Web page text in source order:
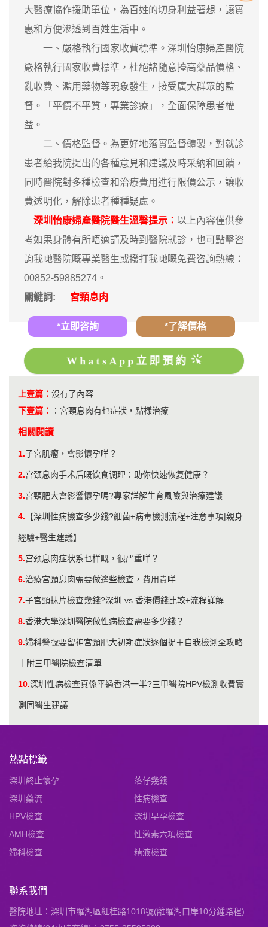
大醫療協作援助單位，為百姓的切身利益著想，讓實
惠和方便滲透到百姓生活中。
一、嚴格執行國家收費標準。深圳怡康婦產醫院
嚴格執行國家收費標準，杜絕諸隨意擡高藥品價格、
亂收費、濫用藥物等現象發生，接受廣大群眾的監
督。「平價不平質，專業診療」，全面保障患者權
益。
二、價格監督。為更好地落實監督體製，對就診
患者給我院提出的各種意見和建議及時采納和回饋，
同時醫院對多種檢查和治療費用進行限價公示，讓收
費透明化，解除患者種種疑慮。
深圳怡康婦產醫院醫生溫馨提示： 以上內容僅供參
考如果身體有所唔適請及時到醫院就診，也可點擊咨
詢我哋醫院嘅專業醫生或撥打我哋嘅免費咨詢熱線：
00852-59885274。
關鍵詞:
宮頸息肉
*立即咨詢 *了解價格
WhatsApp立即預約
上壹篇： 沒有了內容
下壹篇：
： 宮頸息肉有乜症狀，點樣治療
相關閱讀
1.子宮肌瘤，會影懷孕咩？
2.宫颈息肉手术后嘅饮食调理：助你快速恢复健康？
3.宮頸肥大會影響懷孕嗎?專家詳解生育風險與治療建議
4. 【深圳性病檢查多少錢?細菌+病毒檢測流程+注意事項|親身
經驗+醫生建議】
5.宫颈息肉症状系乜样嘅，很严重咩？
6.治療宮頸息肉需要做邊些檢查，費用貴咩
7.子宮頸抹片檢查幾錢?深圳 vs 香港價錢比較+流程詳解
8.香港大學深圳醫院做性病檢查需要多少錢？
9.婦科警號要留神宮頸肥大初期症狀逐個捉＋自我檢測全攻略
｜附三甲醫院檢查清單
10.深圳性病檢查真係平過香港一半?三甲醫院HPV檢測收費實
測同醫生建議
熱點標籤
深圳終止懷孕
落仔幾錢
深圳藥流
性病檢查
HPV檢查
深圳早孕檢查
AMH檢查
性激素六項檢查
婦科檢查
精液檢查
聯系我們
醫院地址：深圳市羅湖區紅桂路1018號(離羅湖口岸10分鍾路程)